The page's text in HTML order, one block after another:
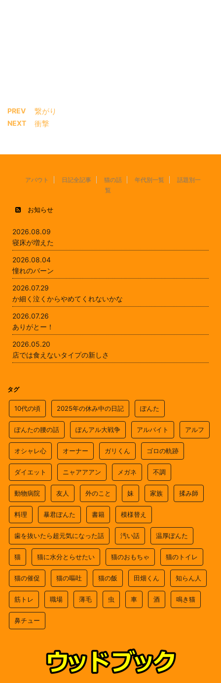
PREV 繋がり
NEXT 衝撃
アバウト 日記全記事 猫の話 年代別一覧
話題別一
覧
お知らせ
2026.08.09
寝床が増えた
2026.08.04
憧れのバーン
2026.07.29
か細く泣くからやめてくれないかな
2026.07.26
ありがとー！
2026.05.20
店では食えないタイプの新しさ
タグ
10代の頃 2025年の休み中の日記 ぽんた
ぽんたの腰の話 ぽんアル大戦争 アルバイト アルフ
オシャレ心 オーナー ガリくん ゴロの軌跡
ダイエット ニャアアアン メガネ 不調
動物病院 友人 外のこと 妹 家族 揉み師
料理 暴君ぽんた 書籍 模様替え
歯を抜いたら超元気になった話 汚い話 温厚ぽんた
猫 猫に水分とらせたい 猫のおもちゃ 猫のトイレ
猫の催促 猫の嘔吐 猫の飯 田畑くん 知らん人
筋トレ 職場 薄毛 虫 車 酒 鳴き猫
鼻チュー